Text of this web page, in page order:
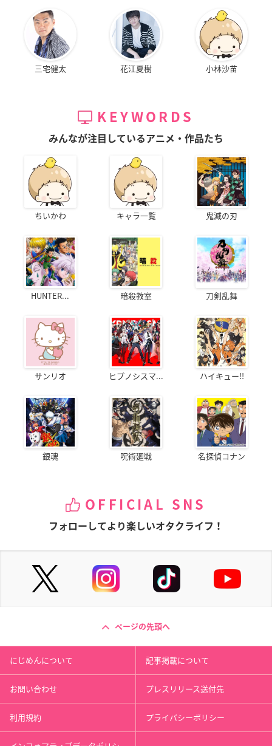
三宅健太 花江夏樹 小林沙苗
KEYWORDS
みんなが注目しているアニメ・作品たち
ちいかわ キャラ一覧 鬼滅の刃
HUNTER... 暗殺教室 刀剣乱舞
サンリオ ヒプノシスマ... ハイキュー!!
銀魂 呪術廻戦 名探偵コナン
OFFICIAL SNS
フォローしてより楽しいオタクライフ！
ページの先頭へ
にじめんについて 記事掲載について
お問い合わせ プレスリリース送付先
利用規約 プライバシーポリシー